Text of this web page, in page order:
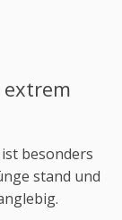
besonders
stand und